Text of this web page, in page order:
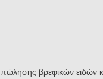
βρεφικών ειδών